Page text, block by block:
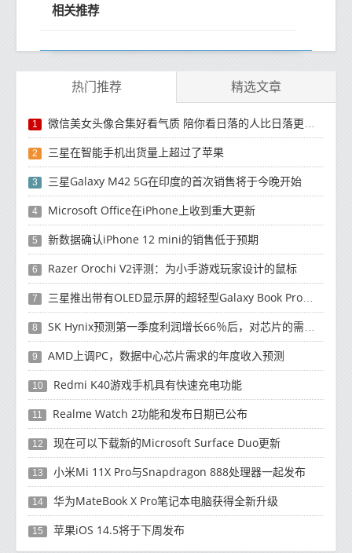
相关推荐
热门推荐 精选文章
1 微信美女头像合集好看气质 陪你看日落的人比日落更浪漫
2 三星在智能手机出货量上超过了苹果
3 三星Galaxy M42 5G在印度的首次销售将于今晚开始
4 Microsoft Office在iPhone上收到重大更新
5 新数据确认iPhone 12 mini的销售低于预期
6 Razer Orochi V2评测：为小手游戏玩家设计的鼠标
7 三星推出带有OLED显示屏的超轻型Galaxy Book Pro和Galaxy Book Pro 360笔记本电脑
8 SK Hynix预测第一季度利润增长66％后，对芯片的需求将增强
9 AMD上调PC，数据中心芯片需求的年度收入预测
10 Redmi K40游戏手机具有快速充电功能
11 Realme Watch 2功能和发布日期已公布
12 现在可以下载新的Microsoft Surface Duo更新
13 小米Mi 11X Pro与Snapdragon 888处理器一起发布
14 华为MateBook X Pro笔记本电脑获得全新升级
15 苹果iOS 14.5将于下周发布